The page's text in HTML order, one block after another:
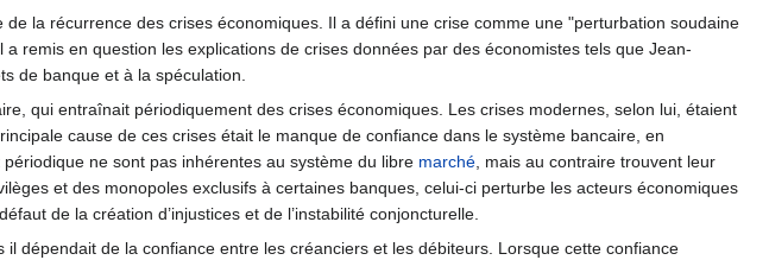
la récurrence des crises économiques. Il a défini une crise comme une "perturbation soudaine
remis en question les explications de crises données par des économistes tels que Jean-
de banque et à la spéculation.
qui entraînait périodiquement des crises économiques. Les crises modernes, selon lui, étaient
cause de ces crises était le manque de confiance dans le système bancaire, en
ne sont pas inhérentes au système du libre marché , mais au contraire trouvent leur
et des monopoles exclusifs à certaines banques, celui-ci perturbe les acteurs économiques
de la création d’injustices et de l’instabilité conjoncturelle.
dépendait de la confiance entre les créanciers et les débiteurs. Lorsque cette confiance